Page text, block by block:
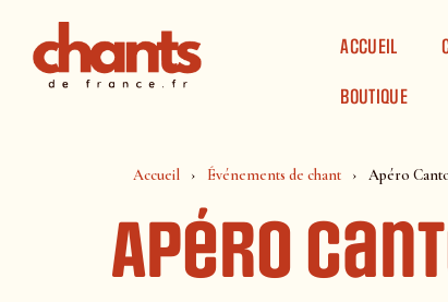
ACCUEIL
BOUTIQUE
Accueil Événements de chant Apéro
Apéro